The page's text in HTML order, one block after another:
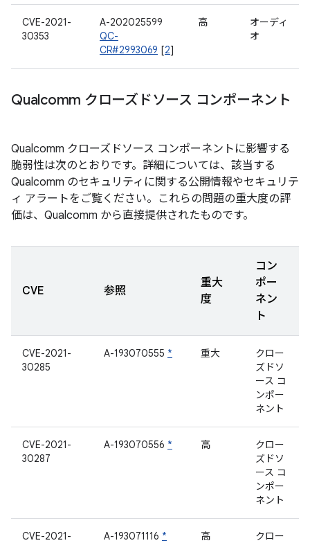
CVE-2021-
30353
A-202025599
QC-
CR#2993069 [2]
高
オーディ
オ
Qualcomm クローズドソース コンポーネント
Qualcomm クローズドソース コンポーネントに影響する
脆弱性は次のとおりです。詳細については、該当する
Qualcomm のセキュリティに関する公開情報やセキュリテ
ィ アラートをご覧ください。これらの問題の重大度の評
価は、Qualcomm から直接提供されたものです。
CVE 参照
重大
度
コン
ポー
ネン
ト
CVE-2021-
30285
A-193070555 * 重大
クロー
ズドソ
ース コ
ンポー
ネント
CVE-2021-
30287
A-193070556 * 高
クロー
ズドソ
ース コ
ンポー
ネント
CVE-2021-
A-193071116 * 高
クロー